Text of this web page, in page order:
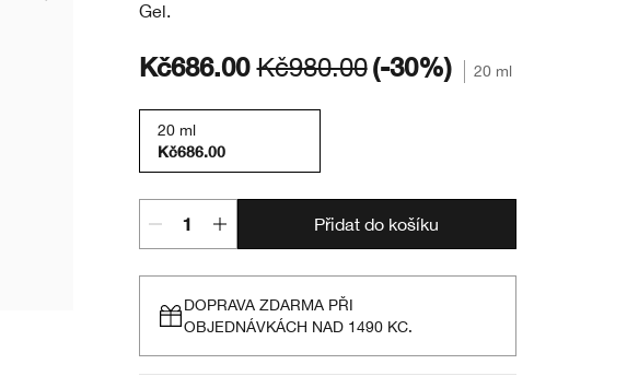
Gel.
Kč686.00Kč980.00(-30%) 20 ml
20 ml
Kč686.00
Přidat do košíku
DOPRAVA ZDARMA PŘI
OBJEDNÁVKÁCH NAD 1490 KC.